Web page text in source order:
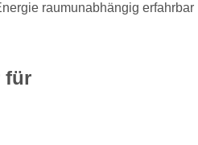
raumunabhängig erfahrbar
für